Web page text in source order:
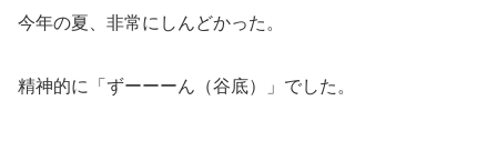
今年の夏、非常にしんどかった。
精神的に「ずーーーん（谷底）」でした。